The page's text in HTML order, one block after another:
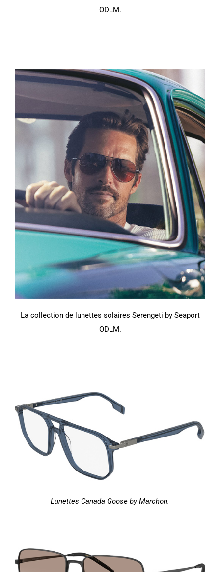
ODLM.
La collection de lunettes solaires Serengeti by Seaport
ODLM.
Lunettes Canada Goose by Marchon.